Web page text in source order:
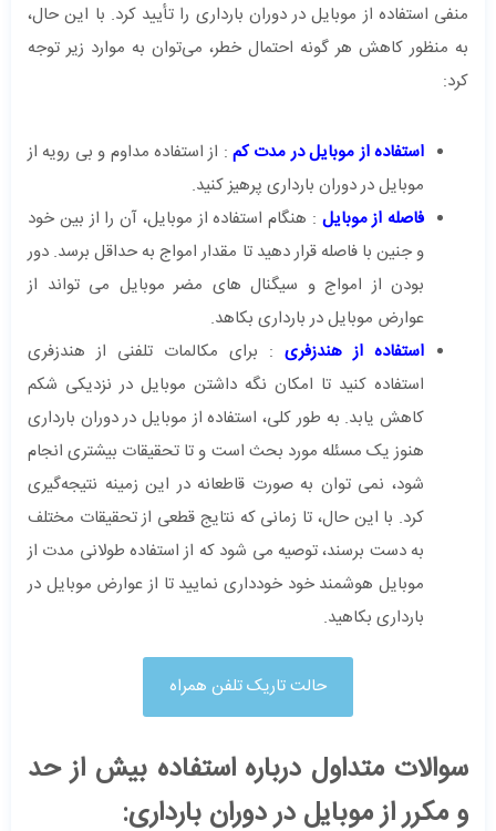
منفی استفاده از موبایل در دوران بارداری را تأیید کرد. با این حال،
به منظور کاهش هر گونه احتمال خطر، می‌توان به موارد زیر توجه
کرد:
استفاده از موبایل در مدت کم: از استفاده مداوم و بی ‌رویه از
موبایل در دوران بارداری پرهیز کنید.
فاصله از موبایل : هنگام استفاده از موبایل، آن را از بین خود
و جنین با فاصله قرار دهید تا مقدار امواج به حداقل برسد. دور
بودن از امواج و سیگنال های مضر موبایل می تواند از
عوارض موبایل در بارداری بکاهد.
استفاده از هندزفری : برای مکالمات تلفنی از هندزفری
استفاده کنید تا امکان نگه داشتن موبایل در نزدیکی شکم
کاهش یابد. به طور کلی، استفاده از موبایل در دوران بارداری
هنوز یک مسئله مورد بحث است و تا تحقیقات بیشتری انجام
شود، نمی ‌توان به صورت قاطعانه در این زمینه نتیجه‌گیری
کرد. با این حال، تا زمانی که نتایج قطعی از تحقیقات مختلف
به دست برسند، توصیه می شود که از استفاده طولانی مدت از
موبایل هوشمند خود خودداری نمایید تا از عوارض موبایل در
بارداری بکاهید.
حالت تاریک تلفن همراه
سوالات متداول درباره استفاده بیش از حد
و مکرر از موبایل در دوران بارداری: